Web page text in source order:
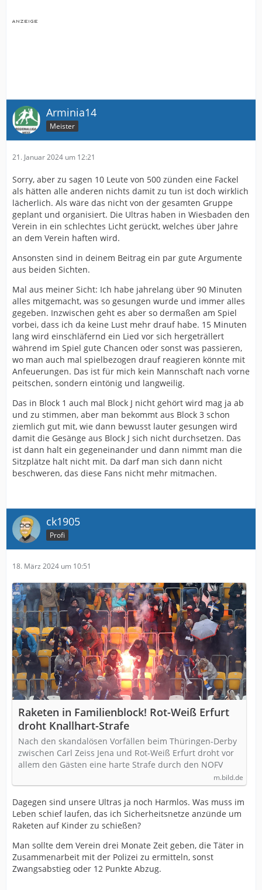
Arminia14
Meister
21. Januar 2024 um 12:21
Sorry, aber zu sagen 10 Leute von 500 zünden eine Fackel
als hätten alle anderen nichts damit zu tun ist doch wirklich
lächerlich. Als wäre das nicht von der gesamten Gruppe
geplant und organisiert. Die Ultras haben in Wiesbaden den
Verein in ein schlechtes Licht gerückt, welches über Jahre
an dem Verein haften wird.
Ansonsten sind in deinem Beitrag ein par gute Argumente
aus beiden Sichten.
Mal aus meiner Sicht: Ich habe jahrelang über 90 Minuten
alles mitgemacht, was so gesungen wurde und immer alles
gegeben. Inzwischen geht es aber so dermaßen am Spiel
vorbei, dass ich da keine Lust mehr drauf habe. 15 Minuten
lang wird einschläfernd ein Lied vor sich hergeträllert
während im Spiel gute Chancen oder sonst was passieren,
wo man auch mal spielbezogen drauf reagieren könnte mit
Anfeuerungen. Das ist für mich kein Mannschaft nach vorne
peitschen, sondern eintönig und langweilig.
Das in Block 1 auch mal Block J nicht gehört wird mag ja ab
und zu stimmen, aber man bekommt aus Block 3 schon
ziemlich gut mit, wie dann bewusst lauter gesungen wird
damit die Gesänge aus Block J sich nicht durchsetzen. Das
ist dann halt ein gegeneinander und dann nimmt man die
Sitzplätze halt nicht mit. Da darf man sich dann nicht
beschweren, das diese Fans nicht mehr mitmachen.
ck1905
Profi
18. März 2024 um 10:51
Raketen in Familienblock! Rot-Weiß Erfurt
droht Knallhart-Strafe
Nach den skandalösen Vorfällen beim Thüringen-Derby
zwischen Carl Zeiss Jena und Rot-Weiß Erfurt droht vor
allem den Gästen eine harte Strafe durch den NOFV
m.bild.de
Dagegen sind unsere Ultras ja noch Harmlos. Was muss im
Leben schief laufen, das ich Sicherheitsnetze anzünde um
Raketen auf Kinder zu schießen?
Man sollte dem Verein drei Monate Zeit geben, die Täter in
Zusammenarbeit mit der Polizei zu ermitteln, sonst
Zwangsabstieg oder 12 Punkte Abzug.